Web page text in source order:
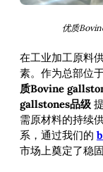
优质
在工业加工原料
素。作为总部位
质Bovine
gallstones品级
需原材料的持续
系，通过我们的
市场上奠定了稳固